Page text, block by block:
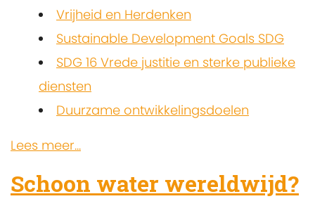
Vrijheid en Herdenken
Sustainable Development Goals SDG
SDG 16 Vrede justitie en sterke publieke
diensten
Duurzame ontwikkelingsdoelen
Lees meer...
Schoon water wereldwijd?